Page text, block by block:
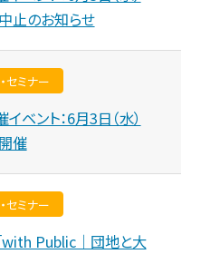
止のお知らせ
セミナー
ント：6月3日（水）
催
セミナー
with Public｜団地と大